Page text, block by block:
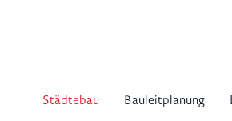
Städtebau
Bauleitplanung